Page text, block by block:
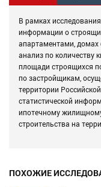
В рамках
информации о
апартаментами, домах
анализ по количеству
площади строящихся
по застройщикам,
территории
статистической
ипотечному
строительства на
ПОХОЖИЕ